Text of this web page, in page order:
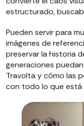
estructurado,
Pueden servir para
imágenes de
preservar la historia
generaciones
Travolta y cómo las
con todo lo que está